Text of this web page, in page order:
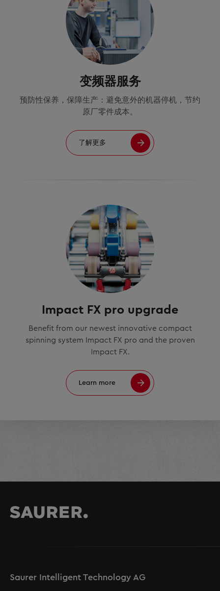
变频器服务
预防性保养，保障生产：避免意外的机器停机，节约
原厂零件成本。
了解更多
Impact FX pro upgrade
Benefit from our newest innovative compact
spinning system Impact FX pro and the proven
Impact FX.
Learn more
Saurer Intelligent Technology AG